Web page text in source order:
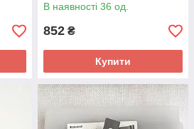
В наявності 36 од.
852 ₴
Купити